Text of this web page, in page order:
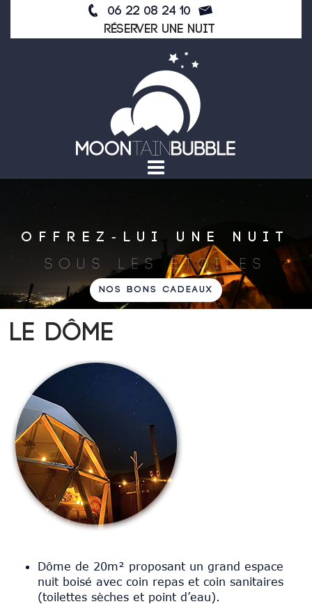
content
06 22 08 24 10
Réserver une nuit
OFFREZ-LUI UNE NUIT
SOUS LES ÉTOILES
NOS BONS CADEAUX
Le Dôme
Dôme de 20m² proposant un grand espace
nuit boisé avec coin repas et coin sanitaires
(toilettes sèches et point d’eau).